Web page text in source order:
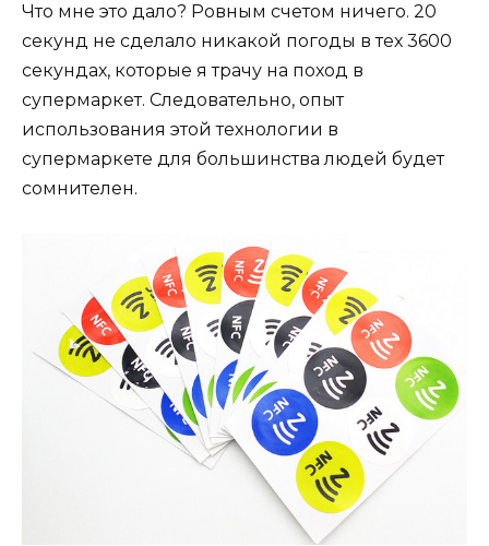
Что мне это дало? Ровным счетом ничего. 20
секунд не сделало никакой погоды в тех 3600
секундах, которые я трачу на поход в
супермаркет. Следовательно, опыт
использования этой технологии в
супермаркете для большинства людей будет
сомнителен.